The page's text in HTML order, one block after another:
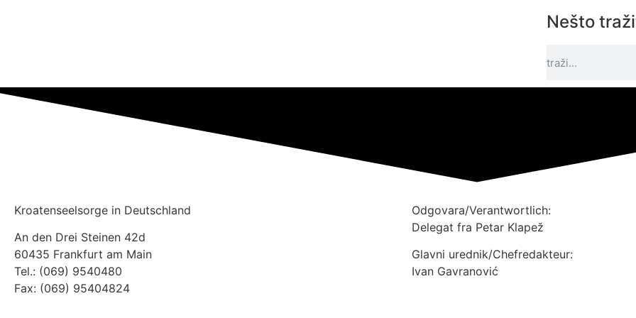
Nešto
Kroatenseelsorge in Deutschland
An den Drei Steinen 42d
60435 Frankfurt am Main
Tel.: (069) 9540480
Fax: (069) 95404824
Odgovara/Verantwortlich:
Delegat fra Petar Klapež
Glavni urednik/Chefredakteur:
Ivan Gavranović